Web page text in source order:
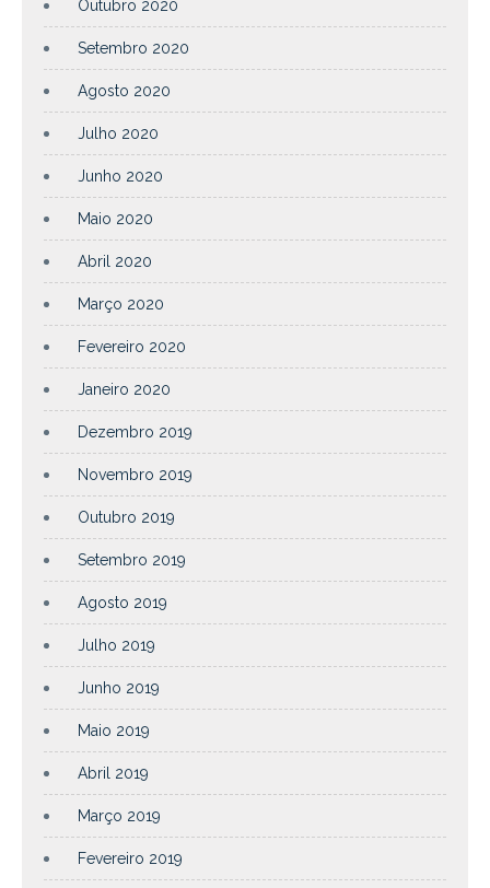
Outubro 2020
Setembro 2020
Agosto 2020
Julho 2020
Junho 2020
Maio 2020
Abril 2020
Março 2020
Fevereiro 2020
Janeiro 2020
Dezembro 2019
Novembro 2019
Outubro 2019
Setembro 2019
Agosto 2019
Julho 2019
Junho 2019
Maio 2019
Abril 2019
Março 2019
Fevereiro 2019